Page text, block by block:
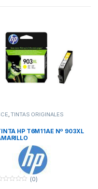
,TINTAS ORIGINALES
HP T6M11AE Nº 903XL
(0)